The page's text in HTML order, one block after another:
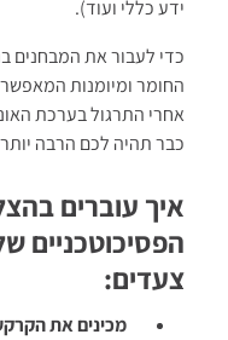
ידע כללי ועוד).
כדי לעבור את
החומר ומיומנות
אחרי התרגול בערכת
כבר תהיה לכם הרבה
איך עוברים
צעדים:
מכינים את